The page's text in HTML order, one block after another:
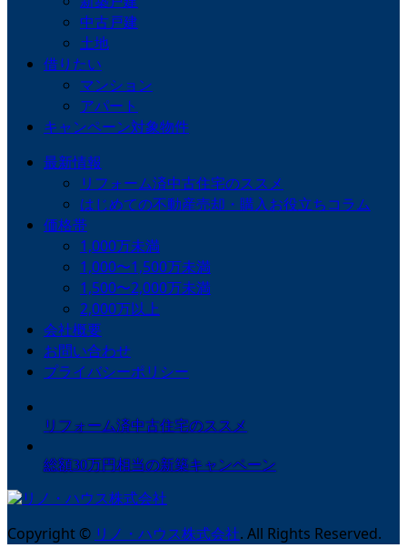
中古戸建
土地
借りたい
マンション
アパート
キャンペーン対象物件
最新情報
リフォーム済中古住宅のススメ
はじめての不動産売却・購入お役立ちコラム
価格帯
1,000万未満
1,000〜1,500万未満
1,500〜2,000万未満
2,000万以上
会社概要
お問い合わせ
プライバシーポリシー
リフォーム済中古住宅のススメ
総額30万円相当の新築キャンペーン
Copyright © リノ・ハウス株式会社. All Rights Reserved.